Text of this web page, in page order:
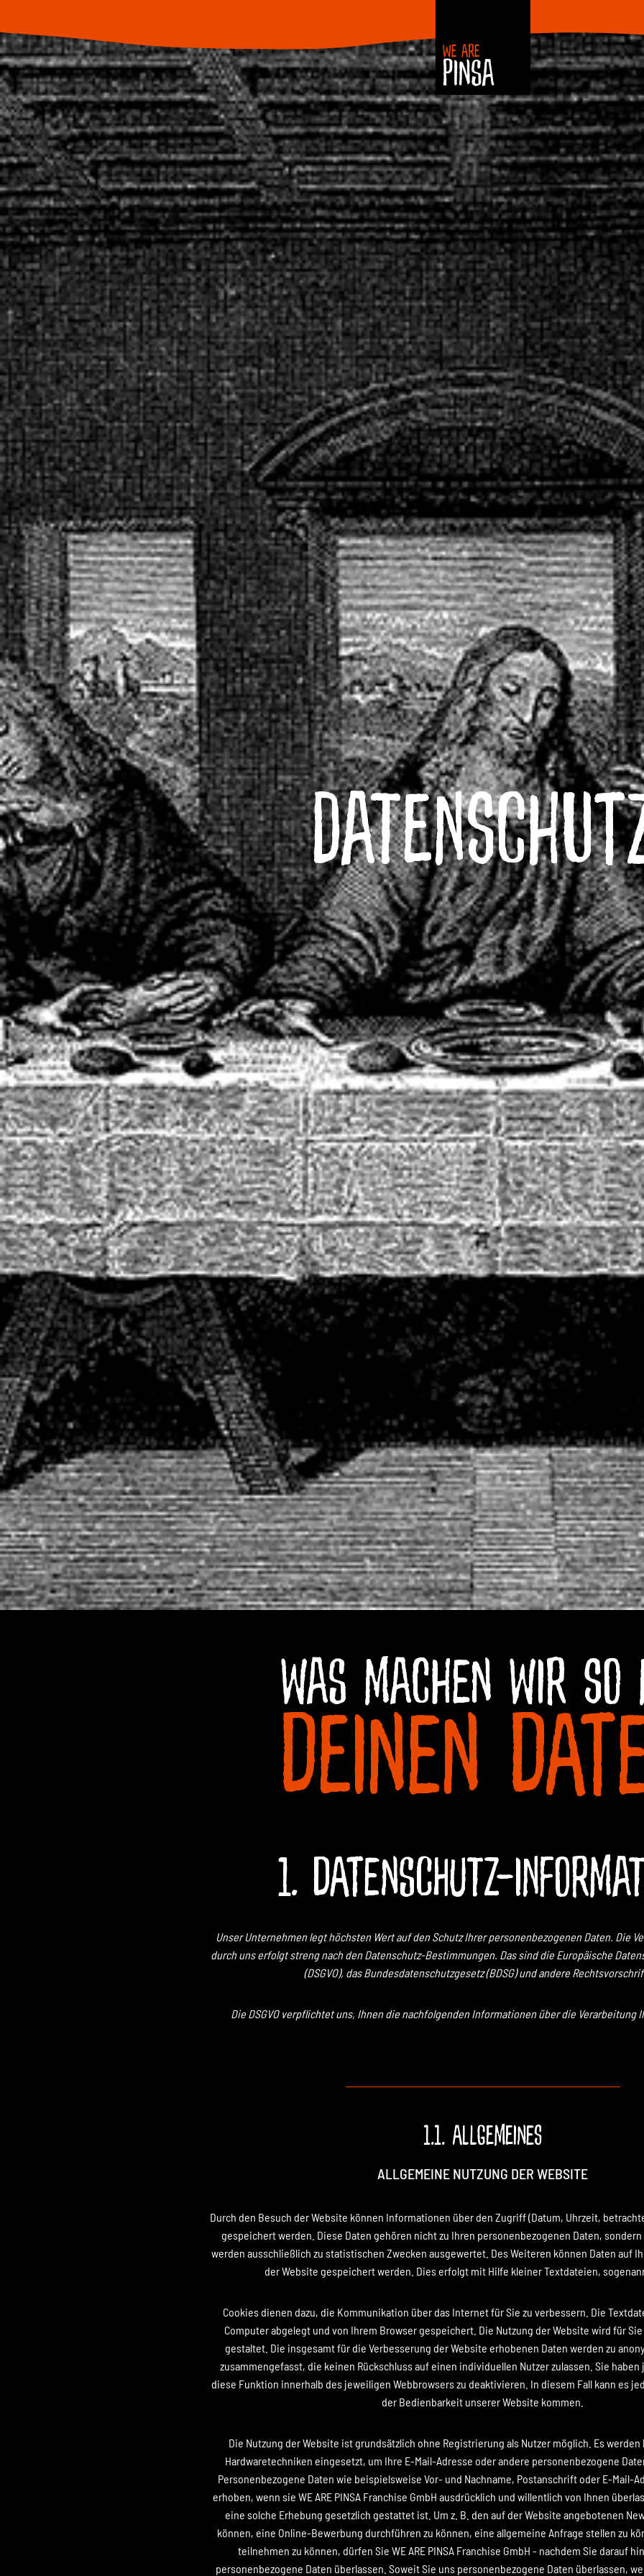
Was machen wir so
deinen
1. Datenschutz-
Unser Unternehmen legt höchsten Wert auf den Schutz Ihrer personenbezogenen Daten. Die
durch uns erfolgt streng nach den Datenschutz-Bestimmungen. Das sind die Europäische
(DSGVO), das Bundesdatenschutzgesetz (BDSG) und andere
Die DSGVO verpflichtet uns, Ihnen die nachfolgenden Informationen über die Verarbeitung
1.1. Allgemeines
ALLGEMEINE NUTZUNG DER WEBSITE
Durch den Besuch der Website können Informationen über den Zugriff (Datum, Uhrzeit,
gespeichert werden. Diese Daten gehören nicht zu Ihren personenbezogenen Daten,
werden ausschließlich zu statistischen Zwecken ausgewertet. Des Weiteren können Daten auf
der Website gespeichert werden. Dies erfolgt mit Hilfe kleiner Textdateien,
Cookies dienen dazu, die Kommunikation über das Internet für Sie zu verbessern. Die
Computer abgelegt und von Ihrem Browser gespeichert. Die Nutzung der Website wird für
gestaltet. Die insgesamt für die Verbesserung der Website erhobenen Daten werden zu
zusammengefasst, die keinen Rückschluss auf einen individuellen Nutzer zulassen. Sie
diese Funktion innerhalb des jeweiligen Webbrowsers zu deaktivieren. In diesem Fall kann es
der Bedienbarkeit unserer Website kommen.
Die Nutzung der Website ist grundsätzlich ohne Registrierung als Nutzer möglich. Es
Hardwaretechniken eingesetzt, um Ihre E-Mail-Adresse oder andere personenbezogene
Personenbezogene Daten wie beispielsweise Vor- und Nachname, Postanschrift oder E-Mail-
erhoben, wenn sie WE ARE PINSA Franchise GmbH ausdrücklich und willentlich von Ihnen
eine solche Erhebung gesetzlich gestattet ist. Um z. B. den auf der Website angebotenen
können, eine Online-Bewerbung durchführen zu können, eine allgemeine Anfrage stellen zu
teilnehmen zu können, dürfen Sie WE ARE PINSA Franchise GmbH - nachdem Sie darauf
personenbezogene Daten überlassen. Soweit Sie uns personenbezogene Daten überlassen,